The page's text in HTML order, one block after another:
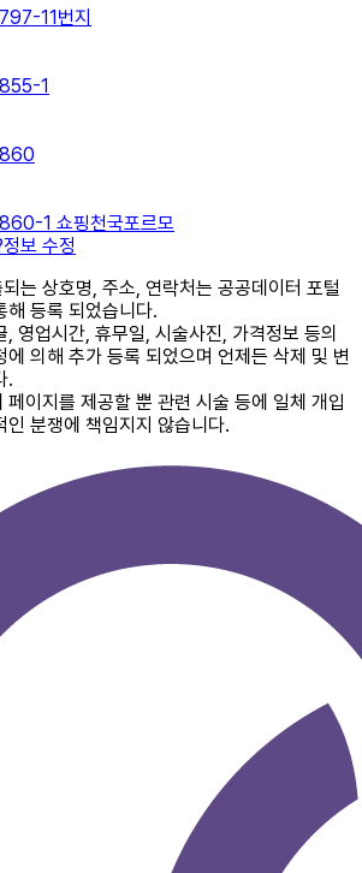
11번지
1
860
1 쇼핑천국포르모
정보 수정
는 상호명, 주소, 연락처는 공공데이터 포털
해 등록 되었습니다.
, 영업시간, 휴무일, 시술사진, 가격정보 등의
에 의해 추가 등록 되었으며 언제든 삭제 및 변
.
페이지를 제공할 뿐 관련 시술 등에 일체 개입
인 분쟁에 책임지지 않습니다.